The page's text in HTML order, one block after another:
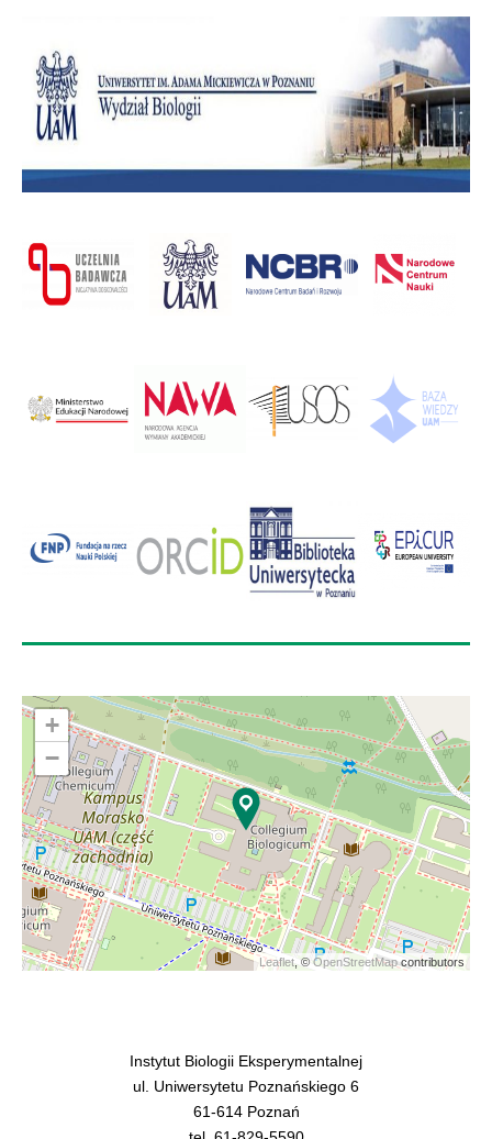
+
−
Leaflet, ©OpenStreetMapcontributors
Instytut Biologii Eksperymentalnej
ul. Uniwersytetu Poznańskiego 6
61-614 Poznań